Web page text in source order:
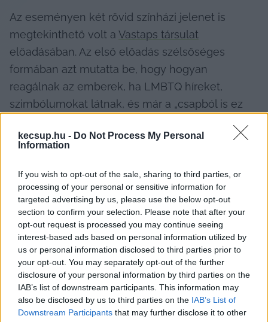
kecsup.hu - Do Not Process My Personal
Information
If you wish to opt-out of the sale, sharing to third parties, or
processing of your personal or sensitive information for
targeted advertising by us, please use the below opt-out
section to confirm your selection. Please note that after your
opt-out request is processed you may continue seeing
interest-based ads based on personal information utilized by
us or personal information disclosed to third parties prior to
your opt-out. You may separately opt-out of the further
disclosure of your personal information by third parties on the
IAB’s list of downstream participants. This information may
also be disclosed by us to third parties on the IAB’s List of
Downstream Participants that may further disclose it to other
Az eseményen két rövid színházi jelenet is
megtekinthető volt a Vastaps társulat
előadásában. Az első előadás szélsőséges
formában azt mutatta be, hogy hogyan
reagálnak az emberek, ha LMBTQ híreket,
szimbólumokat látnak, és már a „csapból is ez
A második jelenetben két szívbemarkoló
búcsúüzenetet olvastak fel a színészek.
A leszbikus, meleg, biszexuális fiatalok